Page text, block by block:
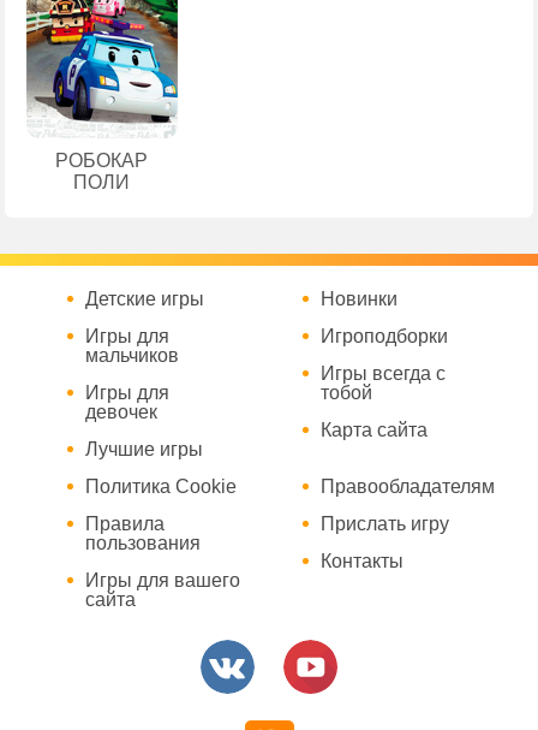
РОБОКАР
ПОЛИ
Детские игры
Игры для
мальчиков
Игры для
девочек
Лучшие игры
Новинки
Игроподборки
Игры всегда с
тобой
Карта сайта
Политика Cookie
Правила
пользования
Игры для вашего
сайта
Правообладателям
Прислать игру
Контакты